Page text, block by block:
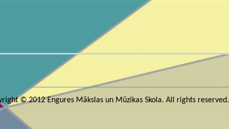
© 2012 Engures Mākslas un Mūzikas Skola. All rights reserved.